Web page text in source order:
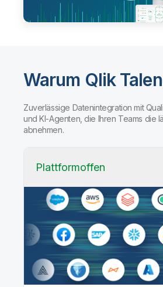
Warum Qlik
Zuverlässige Datenintegration mit
und KI-Agenten, die Ihren Teams die
abnehmen.
Plattformoffen